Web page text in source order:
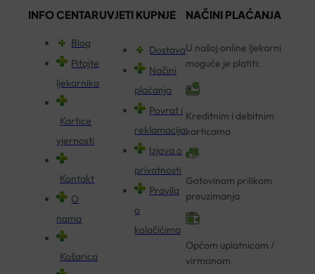
INFO CENTAR
Blog
Pitajte
ljekarnika
Kartice
vjernosti
Kontakt
O
nama
Košarica
UVJETI KUPNJE
Dostava
Načini
plaćanja
Povrat i
reklamacija
Izjava o
privatnosti
Pravila
o
kolačićima
NAČINI PLAĆANJA
U našoj online ljekarni
moguće je platiti:
Kreditnim i debitnim
karticama
Gotovinom prilikom
preuzimanja
Općom uplatnicom /
virmanom